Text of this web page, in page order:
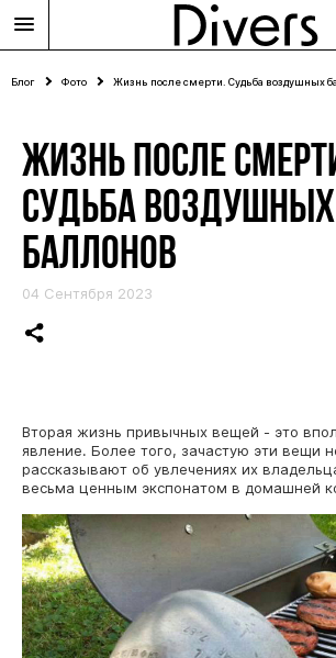
Блог Фото Жизнь после смерти. Судьба воздушных
ЖИЗНЬ ПОСЛЕ
СУДЬБА ВОЗДУШНЫХ
БАЛЛОНОВ
04 Сентября 2023
Вторая жизнь привычных вещей - это
явление. Более того, зачастую эти вещи
рассказывают об увлечениях их
весьма ценным экспонатом в домашней